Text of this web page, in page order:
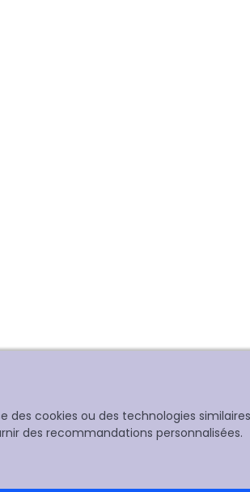
des cookies ou des technologies
des recommandations personnalisées.